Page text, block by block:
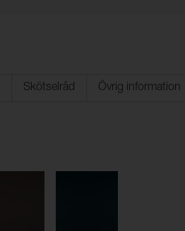
Skötselråd Övrig information